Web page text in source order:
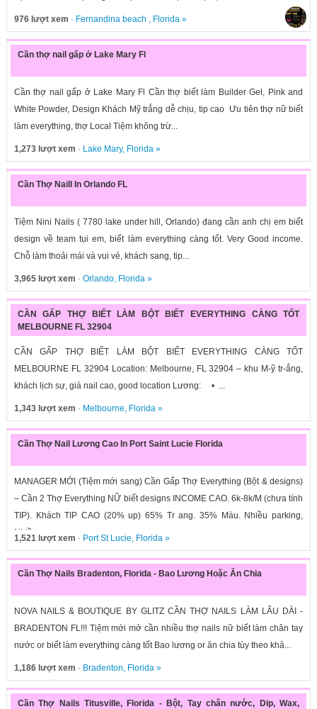
976 lượt xem · Fernandina beach , Florida»
Cần thợ nail gấp ở Lake Mary Fl
Cần thợ nail gấp ở Lake Mary Fl Cần thợ biết làm Builder Gel, Pink and
White Powder, Design Khách Mỹ trắng dễ chịu, tip cao Ưu tiên thợ nữ biết
làm everything, thợ Local Tiệm không trừ...
1,273 lượt xem · Lake Mary, Florida»
Cần Thợ Naill In Orlando FL
Tiệm Nini Nails ( 7780 lake under hill, Orlando) đang cần anh chị em biết
design về team tụi em, biết làm everything càng tốt. Very Good income.
Chỗ làm thoải mái và vui vẻ, khách sang, tip...
3,965 lượt xem · Orlando, Florida»
CẦN GẤP THỢ BIẾT LÀM BỘT BIẾT EVERYTHING CÀNG TỐT
MELBOURNE FL 32904
CẦN GẤP THỢ BIẾT LÀM BỘT BIẾT EVERYTHING CÀNG TỐT
MELBOURNE FL 32904 Location: Melbourne, FL 32904 – khu M-ỹ tr-ắng,
khách lịch sự, giá nail cao, good location Lương: • ...
1,343 lượt xem · Melbourne, Florida»
Cần Thợ Nail Lương Cao In Port Saint Lucie Florida
MANAGER MỚI (Tiệm mới sang) Cần Gấp Thợ Everything (Bột & designs)
– Cần 2 Thợ Everything NỮ biết designs INCOME CAO. 6k-8k/M (chưa tính
TIP). Khách TIP CAO (20% up) 65% Tr ang. 35% Màu. Nhiều parking,
Nhiều...
1,521 lượt xem · Port St Lucie, Florida»
Cần Thợ Nails Bradenton, Florida - Bao Lương Hoặc Ăn Chia
NOVA NAILS & BOUTIQUE BY GLITZ CẦN THỢ NAILS LÀM LÂU DÀI -
BRADENTON FL!!! Tiệm mới mở cần nhiều thợ nails nữ biết làm chân tay
nước or biết làm everything càng tốt Bao lương or ăn chia tùy theo khả...
1,186 lượt xem · Bradenton, Florida»
Cần Thợ Nails Titusville, Florida - Bột, Tay chân nước, Dip, Wax,